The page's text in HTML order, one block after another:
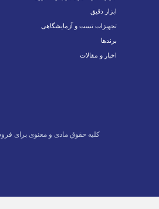
ابزار دقیق
تجهیزات تست و آزمایشگاهی
برندها
اخبار و مقالات
کلیه حقوق مادی و معنوی برای